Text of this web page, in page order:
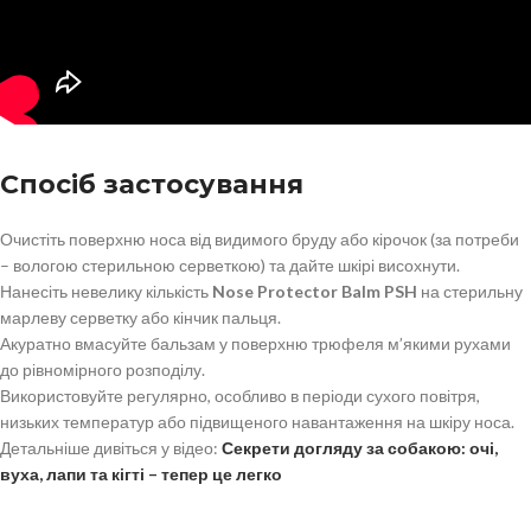
Спосіб застосування
Очистіть поверхню носа від видимого бруду або кірочок (за потреби
– вологою стерильною серветкою) та дайте шкірі висохнути.
Нанесіть невелику кількість Nose Protector Balm PSH на стерильну
марлеву серветку або кінчик пальця.
Акуратно вмасуйте бальзам у поверхню трюфеля м’якими рухами
до рівномірного розподілу.
Використовуйте регулярно, особливо в періоди сухого повітря,
низьких температур або підвищеного навантаження на шкіру носа.
Детальніше дивіться у відео: Секрети догляду за собакою: очі,
вуха, лапи та кігті – тепер це легко